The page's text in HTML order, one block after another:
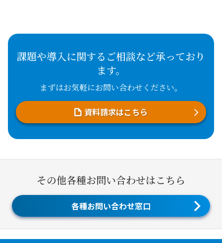
課題や導入に関するご相談など承っており
ます。
まずはお気軽にお問い合わせください。
資料請求はこちら
その他各種お問い合わせはこちら
各種お問い合わせ窓口